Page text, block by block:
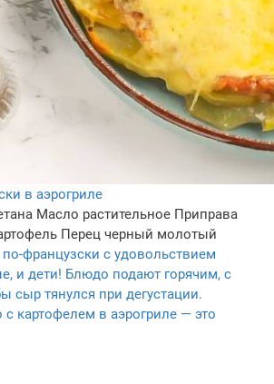
в аэрогриле
Масло растительное Приправа
Перец черный молотый
французски с удовольствием
и дети! Блюдо подают горячим, с
сыр тянулся при дегустации.
с картофелем в аэрогриле — это